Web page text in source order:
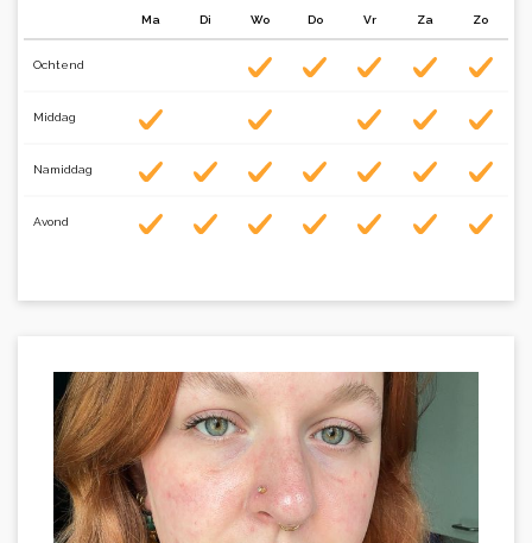
Ma Di Wo Do Vr Za Zo
Ochtend
Middag
Namiddag
Avond